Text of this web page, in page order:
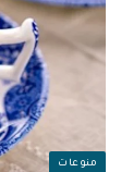
منوعات